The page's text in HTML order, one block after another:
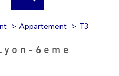
Appartement T3
6eme